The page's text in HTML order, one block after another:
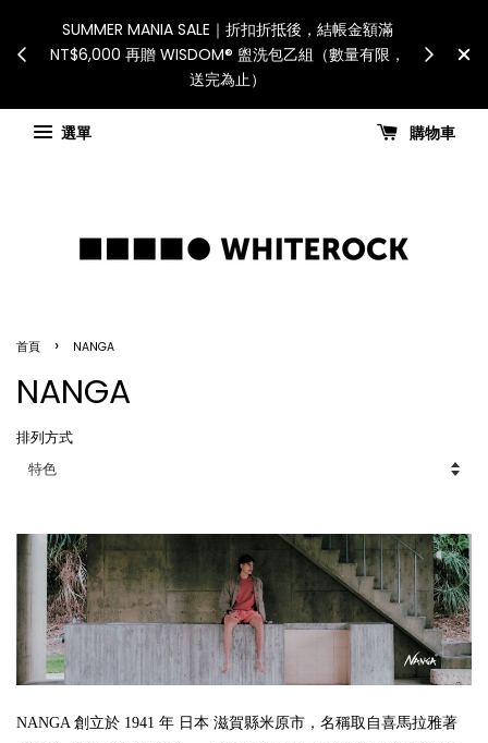
配服務將暫停配送。 如遇假日、天災或其
抗力因素，出貨安排可能調整，敬請見諒
查看國內宅配最新公告
International
for all customs duties
國進口關稅與稅費須
選單
購物車
首頁 › NANGA
NANGA
排列方式
NANGA 創立於 1941 年 日本 滋賀縣米原市 ，名稱取自喜馬拉雅著